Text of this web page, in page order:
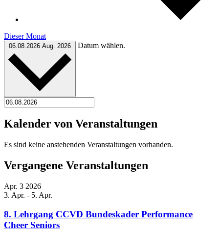
Dieser Monat
06.08.2026 Aug. 2026 Datum wählen.
Kalender von Veranstaltungen
Es sind keine anstehenden Veranstaltungen vorhanden.
Vergangene Veranstaltungen
Apr. 3 2026
3. Apr. - 5. Apr.
8. Lehrgang CCVD Bundeskader Performance
Cheer Seniors